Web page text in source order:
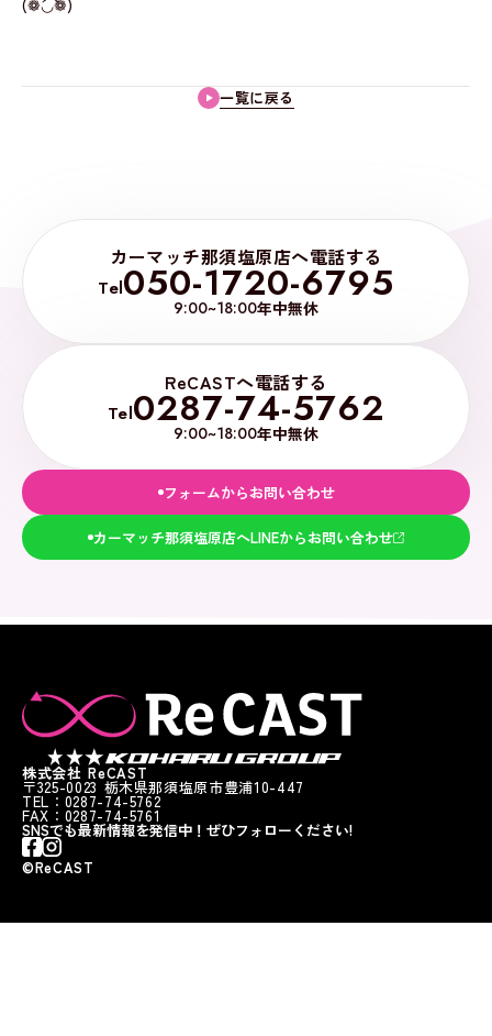
(❁´◡`❁)
一覧に戻る
カーマッチ那須塩原店へ電話する
Tel050-1720-6795
9:00~18:00年中無休
ReCASTへ電話する
Tel0287-74-5762
9:00~18:00年中無休
フォームからお問い合わせ
カーマッチ那須塩原店へLINEからお問い合わせ
株式会社 ReCAST
〒325-0023 栃木県那須塩原市豊浦10-447
TEL：0287-74-5762
FAX：0287-74-5761
SNSでも最新情報を発信中！ぜひフォローください!
©︎ReCAST